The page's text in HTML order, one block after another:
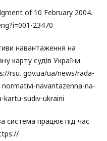
of 10 February 2004.
23470
навантаження на
карту судів України.
rsu. gov.ua/ua/news/rada-
navantazenna-na-
kartu-sudiv-ukraini
система працює під час